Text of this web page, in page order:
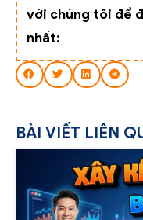
với chúng tôi để
nhất:
BÀI VIẾT LIÊN